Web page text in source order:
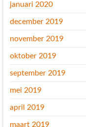
januari 2020
december 2019
november 2019
oktober 2019
september 2019
mei 2019
april 2019
maart 2019